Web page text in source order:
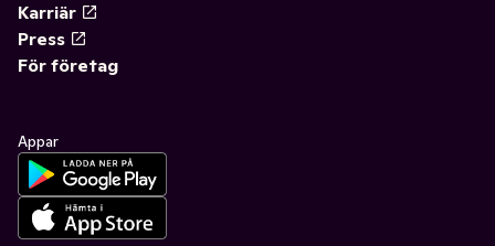
Karriär
Press
För företag
Appar